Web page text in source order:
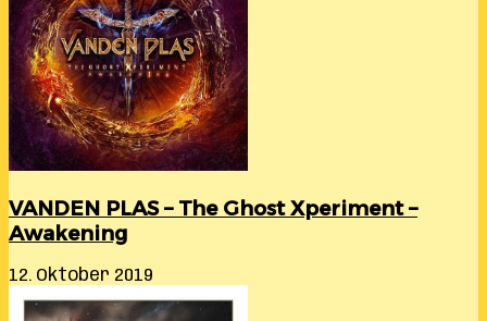
VANDEN PLAS – The Ghost Xperiment –
Awakening
12. Oktober 2019